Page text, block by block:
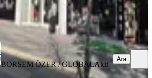
Akif Özer
BORSEM ÖZER / GLOBALAkif
Ara